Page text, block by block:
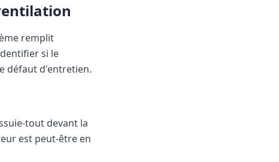
remplit
si le
défaut d'entretien.
tout devant la
est peut-être en